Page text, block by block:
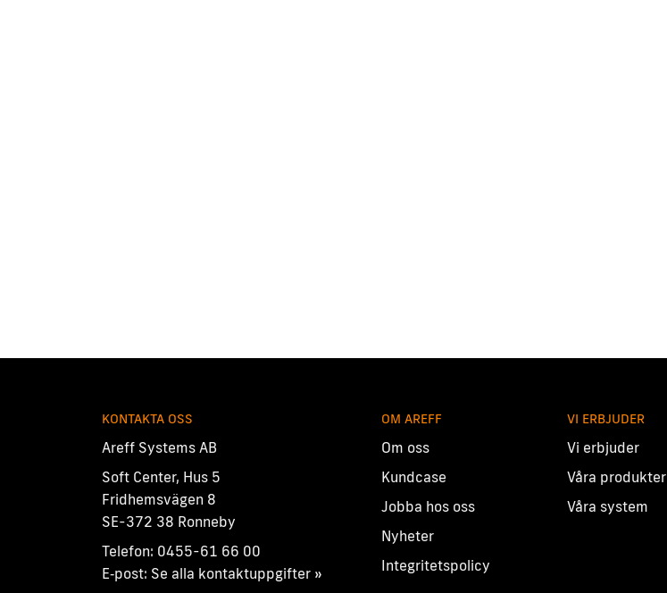
KONTAKTA OSS
Areff Systems AB
Soft Center, Hus 5
Fridhemsvägen 8
SE-372 38 Ronneby
Telefon: 0455-61 66 00
E‑post: Se alla kontaktuppgifter »
OM AREFF
Om oss
Kundcase
Jobba hos oss
Nyheter
Integritetspolicy
VI ERBJUDER
Vi erbjuder
Våra produkter
Våra system